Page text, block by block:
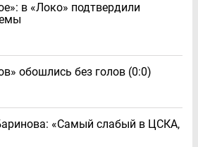
в «Локо» подтвердили
обошлись без голов (0:0)
«Самый слабый в ЦСКА,